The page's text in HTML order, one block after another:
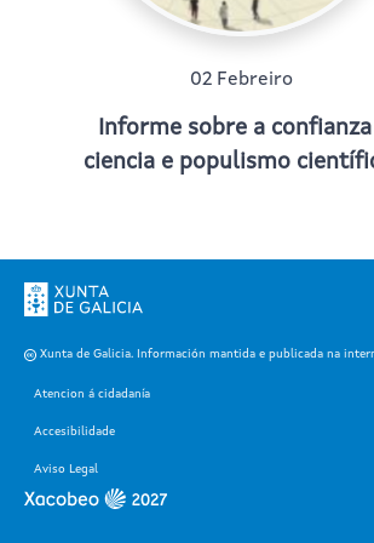
02 Febreiro
Informe sobre a
ciencia e populismo
Xunta de Galicia. Información mantida e publicada na
Atencion á cidadanía
Accesibilidade
Aviso Legal